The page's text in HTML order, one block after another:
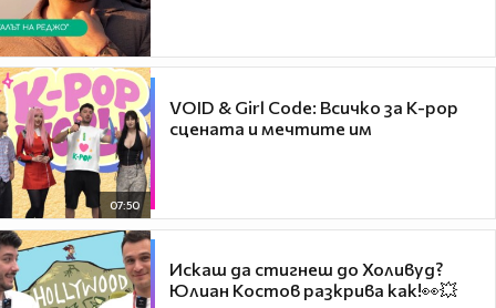
07:50
VOID & Girl Code: Всичко за K-pop
сцената и мечтите им
Искаш да стигнеш до Холивуд?
Юлиан Костов разкрива как!👀💥